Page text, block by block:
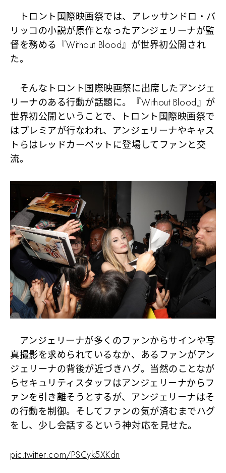
トロント国際映画祭では、アレッサンドロ・バ
リッコの小説が原作となったアンジェリーナが監
督を務める『Without Blood』が世界初公開され
た。
そんなトロント国際映画祭に出席したアンジェ
リーナのある行動が話題に。『Without Blood』が
世界初公開ということで、トロント国際映画祭で
はプレミアが行なわれ、アンジェリーナやキャス
トらはレッドカーペットに登場してファンと交
流。
アンジェリーナが多くのファンからサインや写
真撮影を求められているなか、あるファンがアン
ジェリーナの背後が近づきハグ。当然のことなが
らセキュリティスタッフはアンジェリーナからフ
ァンを引き離そうとするが、アンジェリーナはそ
の行動を制御。そしてファンの気が済むまでハグ
をし、少し会話するという神対応を見せた。
pic.twitter.com/PSCyk5XKdn